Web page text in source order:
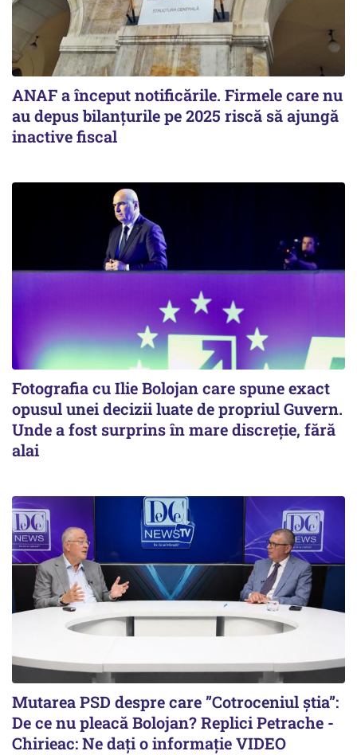
ANAF a început notificările. Firmele care nu
au depus bilanțurile pe 2025 riscă să ajungă
inactive fiscal
Fotografia cu Ilie Bolojan care spune exact
opusul unei decizii luate de propriul Guvern.
Unde a fost surprins în mare discreție, fără
alai
Mutarea PSD despre care ”Cotroceniul știa”:
De ce nu pleacă Bolojan? Replici Petrache -
Chirieac: Ne dați o informație VIDEO